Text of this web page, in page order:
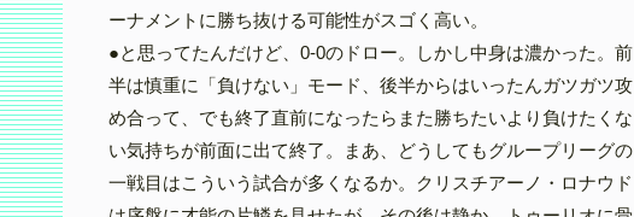
ーナメントに勝ち抜ける可能性がスゴく高い。
●と思ってたんだけど、0-0のドロー。しかし中身は濃かった。前
半は慎重に「負けない」モード、後半からはいったんガツガツ攻
め合って、でも終了直前になったらまた勝ちたいより負けたくな
い気持ちが前面に出て終了。まあ、どうしてもグループリーグの
一戦目はこういう試合が多くなるか。クリスチアーノ・ロナウド